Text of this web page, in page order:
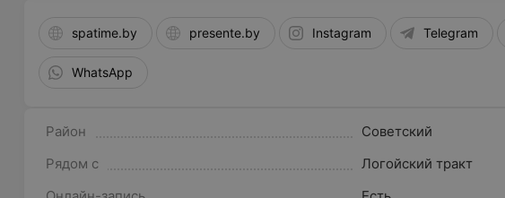
Уход за волосами: процедуры для восстановления,
Макияж: профессиональные услуги визажиста для любого
а также окрашивание ресниц.
Маникюр и педикюр: широкий выбор услуг для ухода за руками и
spatime.by presente.by Instagram Telegram
WhatsApp
Район
Советский
Рядом с
Логойский тракт